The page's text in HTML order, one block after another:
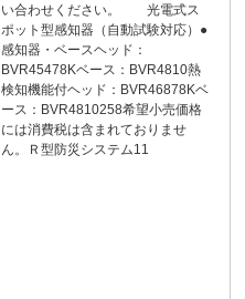
い合わせください。 光電式ス
ポット型感知器（自動試験対応）●
感知器・ベースヘッド：
BVR45478Kベース：BVR4810熱
検知機能付ヘッド：BVR46878Kベ
ース：BVR4810258希望小売価格
には消費税は含まれておりませ
ん。Ｒ型防災システム11